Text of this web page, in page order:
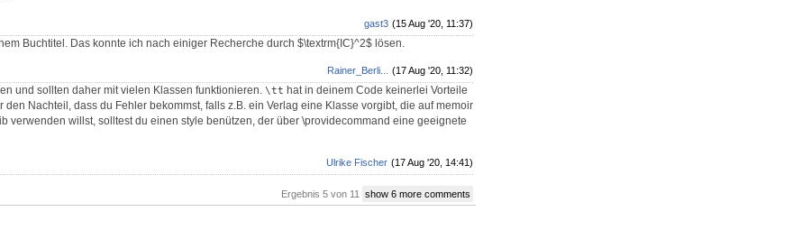
(15 Aug '20, 11:37)
gast3
Buchtitel. Das konnte ich nach einiger Recherche durch $\textrm{IC}^2$ lösen.
(17 Aug '20, 11:32)
Rainer_Berli...
und sollten daher mit vielen Klassen funktionieren. \tt hat in deinem Code keinerlei Vorteile
den Nachteil, dass du Fehler bekommst, falls z.B. ein Verlag eine Klasse vorgibt, die auf memoir
verwenden willst, solltest du einen style benützen, der über \providecommand eine geeignete
(17 Aug '20, 14:41)
Ulrike Fischer
Ergebnis 5 von 11 show 6 more comments